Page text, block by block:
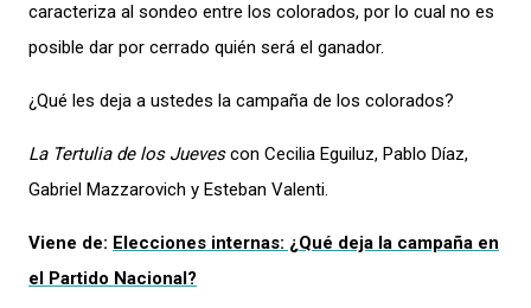
caracteriza al sondeo entre los colorados, por lo cual no es
posible dar por cerrado quién será el ganador.
¿Qué les deja a ustedes la campaña de los colorados?
La Tertulia de los Juevescon Cecilia Eguiluz, Pablo Díaz,
Gabriel Mazzarovich y Esteban Valenti.
Viene de: Elecciones internas: ¿Qué deja la campaña en
el Partido Nacional?